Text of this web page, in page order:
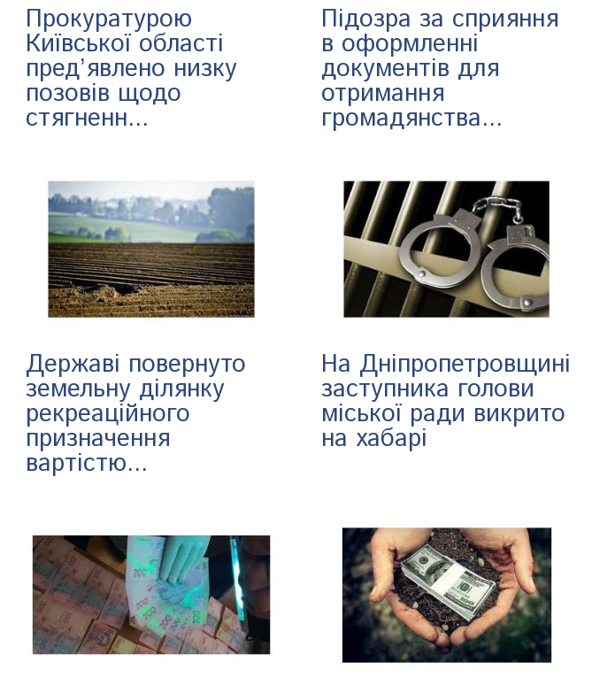
Прокуратурою
Київської області
пред’явлено низку
позовів щодо
стягненн...
Підозра за сприяння
в оформленні
документів для
отримання
громадянства...
Державі повернуто
земельну ділянку
рекреаційного
призначення
вартістю...
На Дніпропетровщині
заступника голови
міської ради викрито
на хабарі